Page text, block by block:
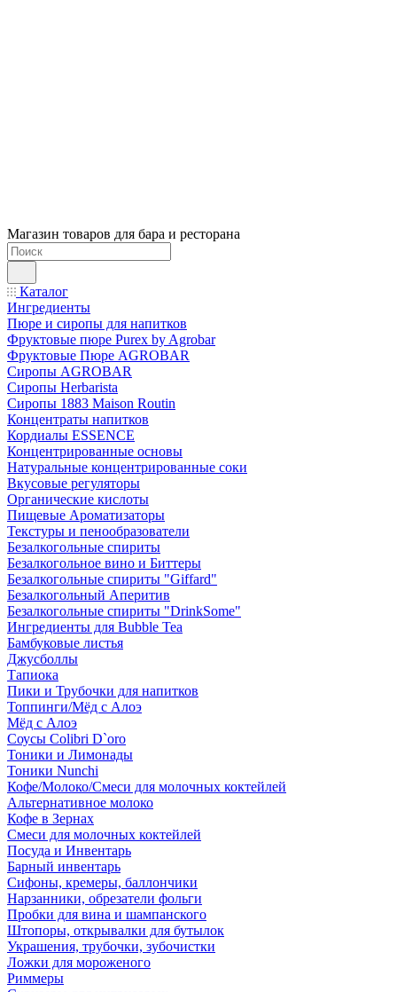
Магазин товаров для бара и ресторана
Каталог
Ингредиенты
Пюре и сиропы для напитков
Фруктовые пюре Purex by Agrobar
Фруктовые Пюре AGROBAR
Сиропы AGROBAR
Сиропы Herbarista
Сиропы 1883 Maison Routin
Концентраты напитков
Кордиалы ESSENCE
Концентрированные основы
Натуральные концентрированные соки
Вкусовые регуляторы
Органические кислоты
Пищевые Ароматизаторы
Текстуры и пенообразователи
Безалкогольные спириты
Безалкогольное вино и Биттеры
Безалкогольные спириты "Giffard"
Безалкогольный Аперитив
Безалкогольные спириты "DrinkSome"
Ингредиенты для Bubble Tea
Бамбуковые листья
Джусболлы
Тапиока
Пики и Трубочки для напитков
Топпинги/Мёд с Алоэ
Мёд с Алоэ
Соусы Colibri D`oro
Тоники и Лимонады
Тоники Nunchi
Кофе/Молоко/Смеси для молочных коктейлей
Альтернативное молоко
Кофе в Зернах
Смеси для молочных коктейлей
Посуда и Инвентарь
Барный инвентарь
Сифоны, кремеры, баллончики
Нарзанники, обрезатели фольги
Пробки для вина и шампанского
Штопоры, открывалки для бутылок
Украшения, трубочки, зубочистки
Ложки для мороженого
Риммеры